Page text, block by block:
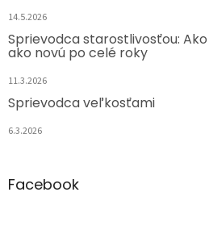
14.5.2026
Sprievodca starostlivosťou:
ako novú po celé roky
11.3.2026
Sprievodca veľkosťami
6.3.2026
Facebook